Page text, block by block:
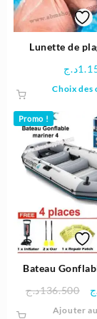
Lunette de
د.ج
Choix des
Promo !
Bateau
–
136.500د.ج
Le
Ajouter